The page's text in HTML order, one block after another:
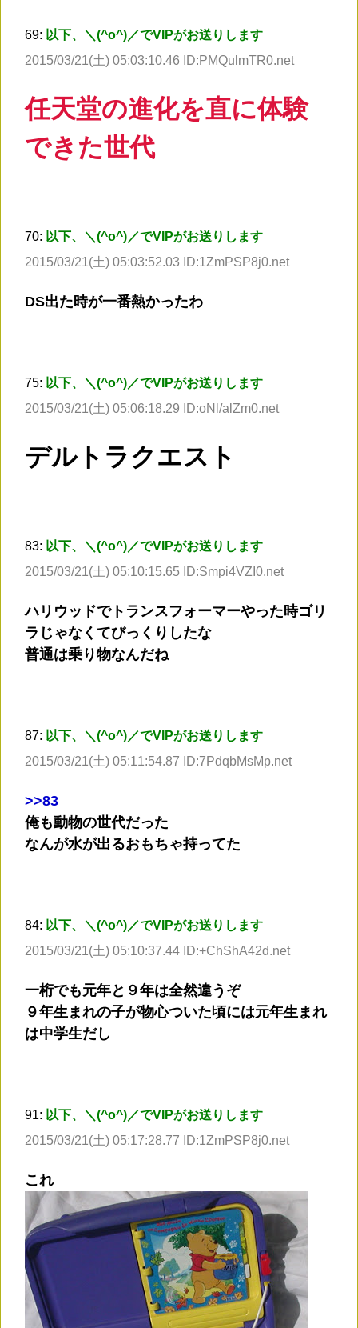
69: 以下、＼(^o^)／でVIPがお送りします
2015/03/21(土) 05:03:10.46 ID:PMQulmTR0.net
任天堂の進化を直に体験
できた世代
70: 以下、＼(^o^)／でVIPがお送りします
2015/03/21(土) 05:03:52.03 ID:1ZmPSP8j0.net
DS出た時が一番熱かったわ
75: 以下、＼(^o^)／でVIPがお送りします
2015/03/21(土) 05:06:18.29 ID:oNl/alZm0.net
デルトラクエスト
83: 以下、＼(^o^)／でVIPがお送りします
2015/03/21(土) 05:10:15.65 ID:Smpi4VZI0.net
ハリウッドでトランスフォーマーやった時ゴリ
ラじゃなくてびっくりしたな
普通は乗り物なんだね
87: 以下、＼(^o^)／でVIPがお送りします
2015/03/21(土) 05:11:54.87 ID:7PdqbMsMp.net
>>83
俺も動物の世代だった
なんが水が出るおもちゃ持ってた
84: 以下、＼(^o^)／でVIPがお送りします
2015/03/21(土) 05:10:37.44 ID:+ChShA42d.net
一桁でも元年と９年は全然違うぞ
９年生まれの子が物心ついた頃には元年生まれ
は中学生だし
91: 以下、＼(^o^)／でVIPがお送りします
2015/03/21(土) 05:17:28.77 ID:1ZmPSP8j0.net
これ